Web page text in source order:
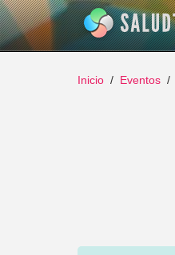
Inicio Eventos